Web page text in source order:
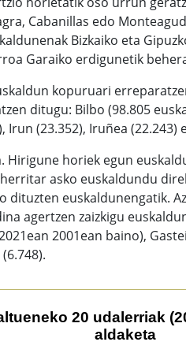
Cabanillas edo
Bizkaiko eta
Garaiko erdigunetik
kopuruari
ditugu: Bilbo (98.805
Irun (23.352), Iruñea (22.243)
Hirigune horiek egun
asko euskaldundu
dituzten euskaldunengatik.
agertzen zaizkigu
2001ean baino),
(2021) eta 2001 eta
20 udalerriak
aldaketa